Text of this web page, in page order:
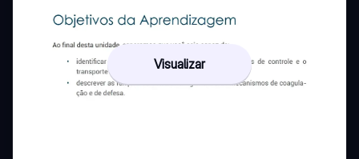
Visualizar